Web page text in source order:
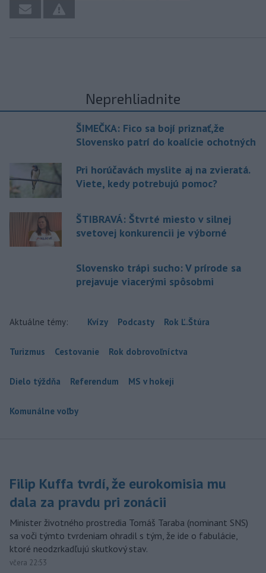
Neprehliadnite
ŠIMEČKA: Fico sa bojí priznať,že
Slovensko patrí do koalície ochotných
Pri horúčavách myslite aj na zvieratá.
Viete, kedy potrebujú pomoc?
ŠTIBRAVÁ: Štvrté miesto v silnej
svetovej konkurencii je výborné
Slovensko trápi sucho: V prírode sa
prejavuje viacerými spôsobmi
Aktuálne témy: Kvízy Podcasty Rok Ľ.Štúra
Turizmus Cestovanie Rok dobrovoľníctva
Dielo týždňa Referendum MS v hokeji
Komunálne voľby
Filip Kuffa tvrdí, že eurokomisia mu
dala za pravdu pri zonácii
Minister životného prostredia Tomáš Taraba (nominant SNS)
sa voči týmto tvrdeniam ohradil s tým, že ide o fabulácie,
ktoré neodzrkadľujú skutkový stav.
včera 22:53